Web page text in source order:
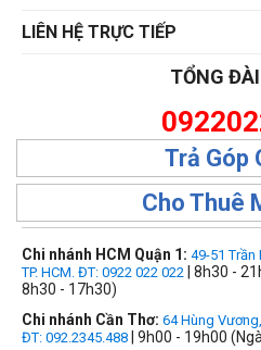
LIÊN HỆ TRỰC TIẾP
TỔNG
Trả Góp
Cho Thuê
Chi nhánh HCM Quận 1: 49-51 Trần
TP. HCM. ĐT: 0922 022 022 | 8h30 -
8h30 - 17h30)
Chi nhánh Cần Thơ: 64 Hùng
ĐT: 092.2345.488 | 9h00 - 19h00